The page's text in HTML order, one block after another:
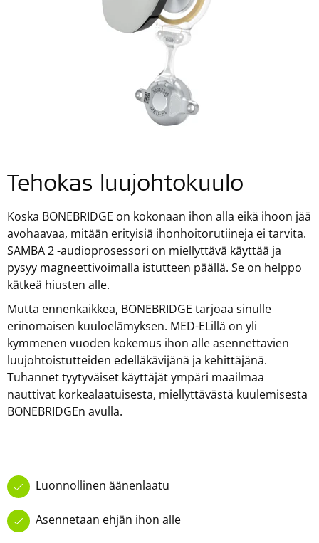
Tehokas luujohtokuulo
Koska BONEBRIDGE on kokonaan ihon alla eikä ihoon jää
avohaavaa, mitään erityisiä ihonhoitorutiineja ei tarvita.
SAMBA 2 -audioprosessori on miellyttävä käyttää ja
pysyy magneettivoimalla istutteen päällä. Se on helppo
kätkeä hiusten alle.
Mutta ennenkaikkea, BONEBRIDGE tarjoaa sinulle
erinomaisen kuuloelämyksen. MED-ELillä on yli
kymmenen vuoden kokemus ihon alle asennettavien
luujohtoistutteiden edelläkävijänä ja kehittäjänä.
Tuhannet tyytyväiset käyttäjät ympäri maailmaa
nauttivat korkealaatuisesta, miellyttävästä kuulemisesta
BONEBRIDGEn avulla.
Luonnollinen äänenlaatu
Asennetaan ehjän ihon alle